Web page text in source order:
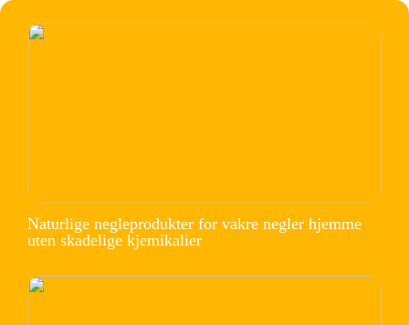
Naturlige negleprodukter for vakre negler hjemme
uten skadelige kjemikalier